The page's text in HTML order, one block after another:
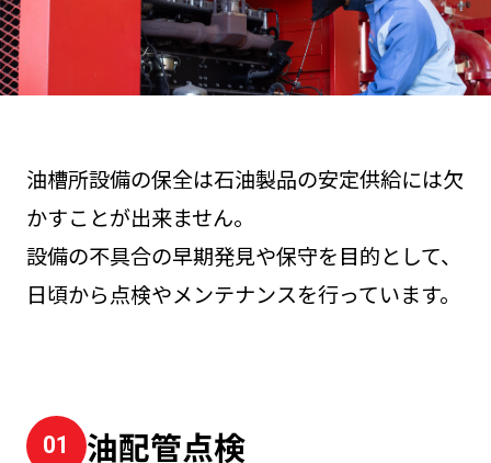
油槽所設備の保全は石油製品の安定供給には欠
かすことが出来ません。
設備の不具合の早期発見や保守を目的として、
日頃から点検やメンテナンスを行っています。
油配管点検